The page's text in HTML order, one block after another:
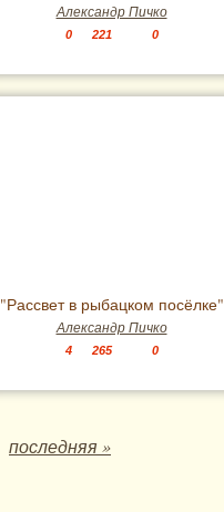
Александр Пичко
0 221 0
"Рассвет в рыбацком посёлке"
Александр Пичко
4 265 0
последняя »